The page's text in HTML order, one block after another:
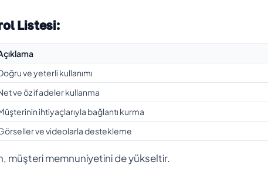
Listesi:
ve yeterli kullanımı
ve öz ifadeler kullanma
ihtiyaçlarıyla bağlantı kurma
ve videolarla destekleme
müşteri memnuniyetini de yükseltir.